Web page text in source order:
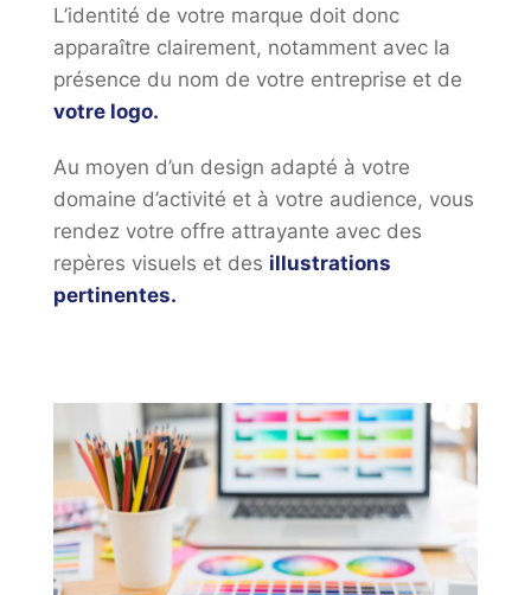
L’identité de votre marque doit donc
apparaître clairement, notamment avec la
présence du nom de votre entreprise et de
votre logo.
Au moyen d’un design adapté à votre
domaine d’activité et à votre audience, vous
rendez votre offre attrayante avec des
repères visuels et des illustrations
pertinentes.